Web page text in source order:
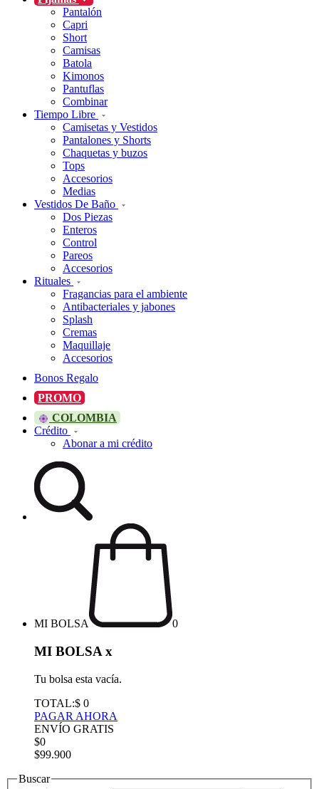
Pantalón
Capri
Short
Camisas
Batola
Kimonos
Pantuflas
Combinar
Tiempo Libre
Camisetas y Vestidos
Pantalones y Shorts
Chaquetas y buzos
Tops
Accesorios
Medias
Vestidos De Baño
Dos Piezas
Enteros
Control
Pareos
Accesorios
Rituales
Fragancias para el ambiente
Antibacteriales y jabones
Splash
Cremas
Maquillaje
Accesorios
Bonos Regalo
PROMO
COLOMBIA
Crédito
Abonar a mi crédito
MI BOLSA 0
MI BOLSA x
Tu bolsa esta vacía.
TOTAL:$ 0
PAGAR AHORA
ENVÍO GRATIS
$0
$99.900
Buscar